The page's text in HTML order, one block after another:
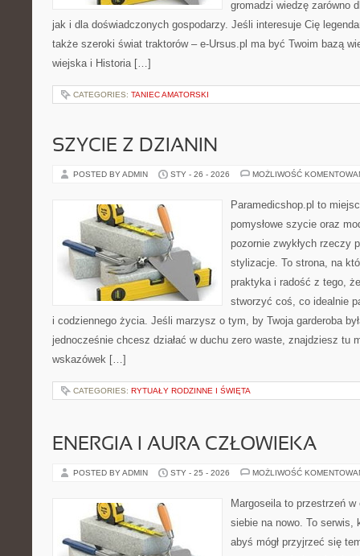
gromadzi wiedzę zarówno
jak i dla doświadczonych gospodarzy. Jeśli interesuje Cię
także szeroki świat traktorów – e-Ursus.pl ma być Twoim bazą
wiejska i Historia […]
CATEGORIES: TANIEC AMATORSKI
SZYCIE Z DZIANIN
POSTED BY ADMIN STY - 26 - 2026 MOŻLIWOŚĆ
Paramedicshop.pl to
pomysłowe szycie oraz
pozornie zwykłych rzeczy
stylizacje. To strona, na
praktyka i radość z tego,
stworzyć coś, co idealnie
i codziennego życia. Jeśli marzysz o tym, by Twoja garderoba
jednocześnie chcesz działać w duchu zero waste, znajdziesz tu
wskazówek […]
CATEGORIES: RYTUAŁY RODZINNE I ŚWIĘTA
ENERGIA I AURA CZŁOWIEKA
POSTED BY ADMIN STY - 25 - 2026 MOŻLIWOŚĆ
Margoseila to przestrzeń
siebie na nowo. To serwis,
abyś mógł przyjrzeć się